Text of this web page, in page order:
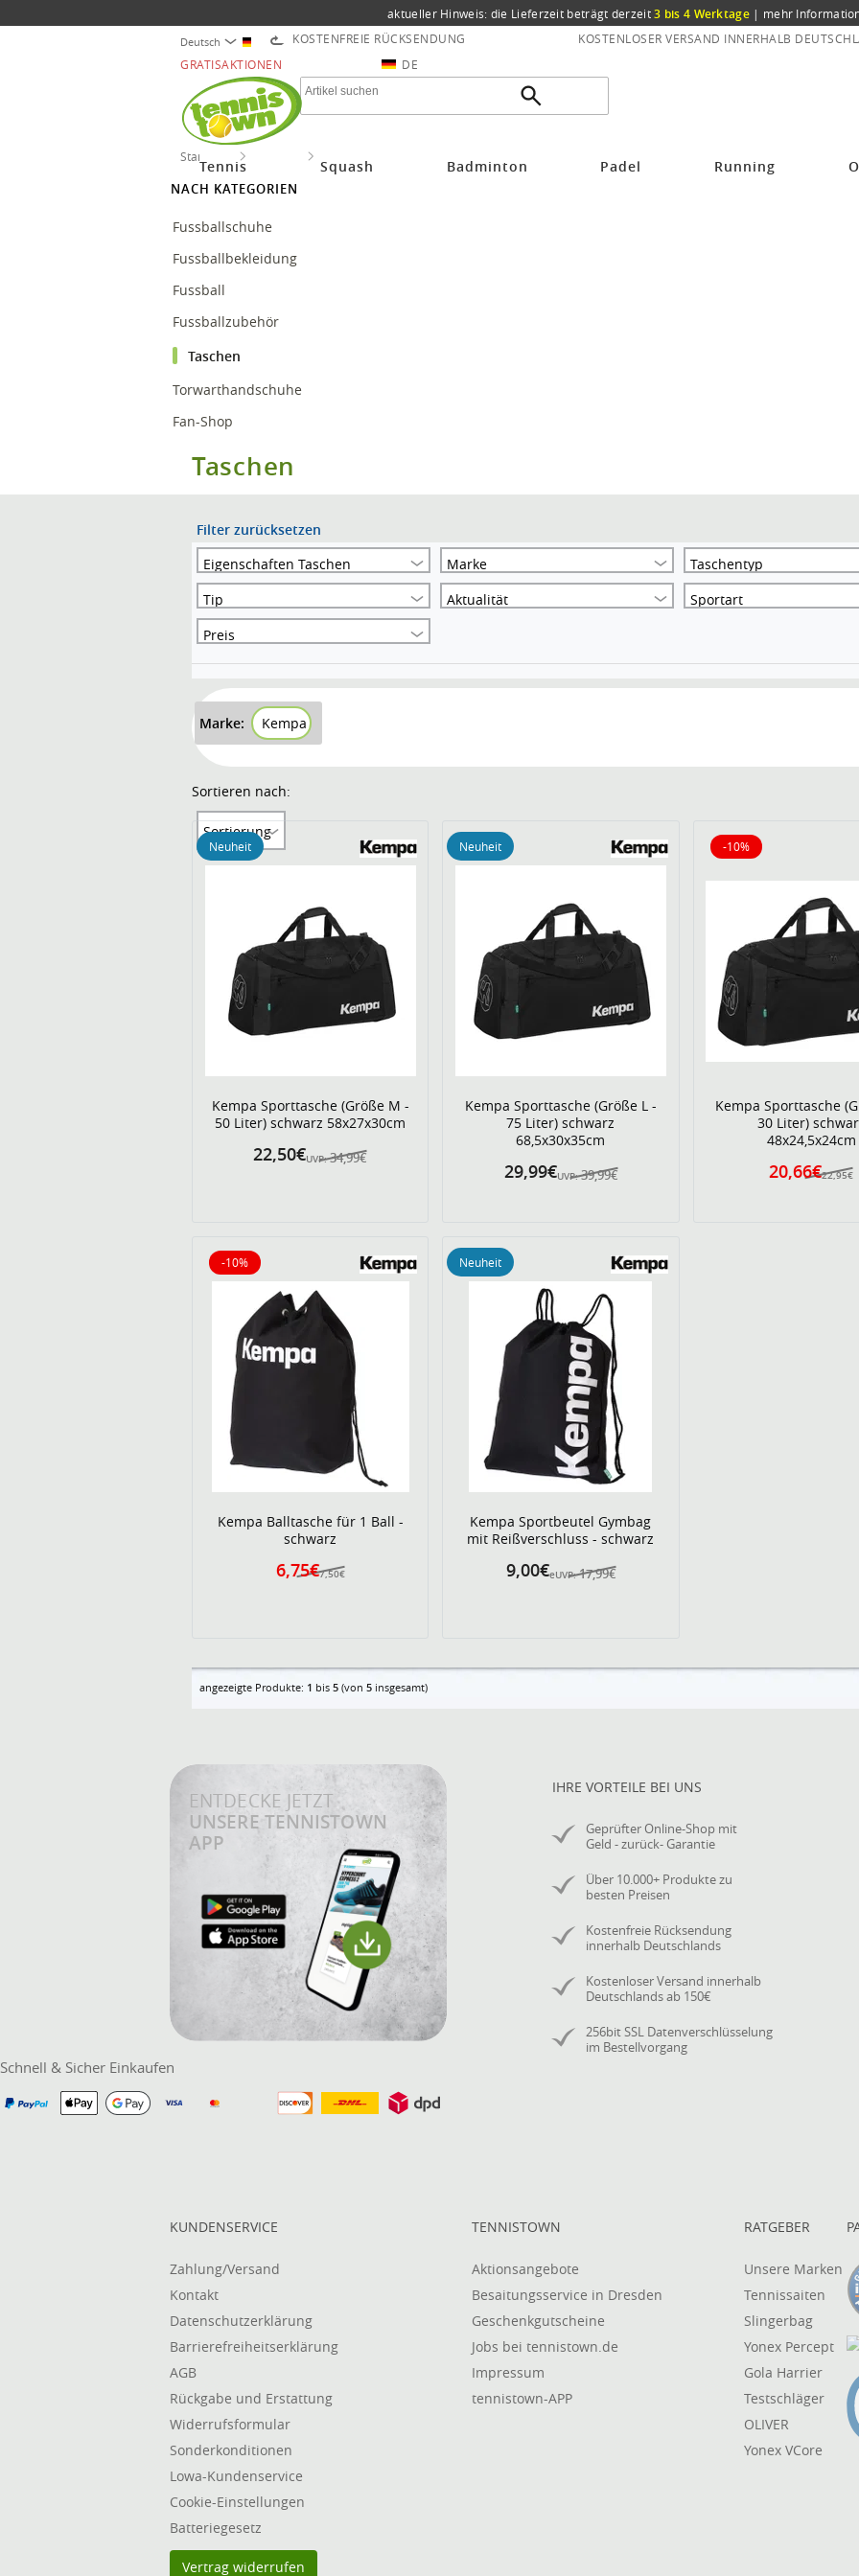
aktueller Hinweis: die Lieferzeit beträgt derzeit3 bis 4 Werktage | mehr
Deutsch KOSTENFREIE RÜCKSENDUNG
KOSTENLOSER VERSAND INNERHALB
GRATISAKTIONEN
DE
Tennis Squash Badminton Padel Running
Startseite
NACH KATEGORIEN
Fussballschuhe
Fussballbekleidung
Fussball
Fussballzubehör
Taschen
Torwarthandschuhe
Fan-Shop
Taschen
Filter zurücksetzen
Eigenschaften Taschen
Marke
Taschentyp
Tip
Aktualität
Sportart
Preis
Marke: Kempa
Sortieren nach:
Sortierung
Kempa Sporttasche (Größe M -
50 Liter) schwarz 58x27x30cm
UVP: 34,99€
22,50€
Neuheit
Kempa Sporttasche (Größe L -
75 Liter) schwarz
68,5x30x35cm
UVP: 39,99€
29,99€
Neuheit
Kempa Sporttasche
30 Liter)
48x24,5x24cm
22,95€
20,66€
-10%
10% reduziert
Kempa Balltasche für 1 Ball -
schwarz
7,50€
6,75€
-10%
10% reduziert
Kempa Sportbeutel Gymbag
mit Reißverschluss - schwarz
eUVP: 17,99€
9,00€
Neuheit
angezeigte Produkte: 1 bis 5 (von 5 insgesamt)
ENTDECKE JETZT
UNSERE TENNISTOWN
APP
IHRE VORTEILE BEI UNS
Geprüfter Online-Shop mit
Geld - zurück- Garantie
Über 10.000+ Produkte zu
besten Preisen
Kostenfreie Rücksendung
innerhalb Deutschlands
Kostenloser Versand innerhalb
Deutschlands ab 150€
256bit SSL Datenverschlüsselung
im Bestellvorgang
Schnell & Sicher Einkaufen
KUNDENSERVICE
Zahlung/Versand
Kontakt
Datenschutzerklärung
Barrierefreiheitserklärung
AGB
Rückgabe und Erstattung
Widerrufsformular
Sonderkonditionen
Lowa-Kundenservice
Cookie-Einstellungen
Batteriegesetz
Vertrag widerrufen
TENNISTOWN
Aktionsangebote
Besaitungsservice in Dresden
Geschenkgutscheine
Jobs bei tennistown.de
Impressum
tennistown-APP
RATGEBER
Unsere Marken
Tennissaiten
Slingerbag
Yonex Percept
Gola Harrier
Testschläger
OLIVER
Yonex VCore